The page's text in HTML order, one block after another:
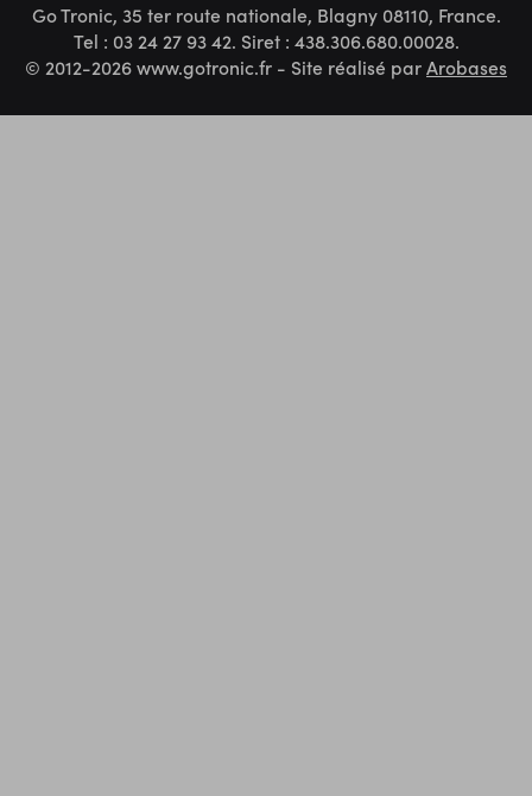
Go Tronic, 35 ter route nationale, Blagny 08110, France.
Tel : 03 24 27 93 42. Siret : 438.306.680.00028.
© 2012-2026 www.gotronic.fr - Site réalisé parArobases